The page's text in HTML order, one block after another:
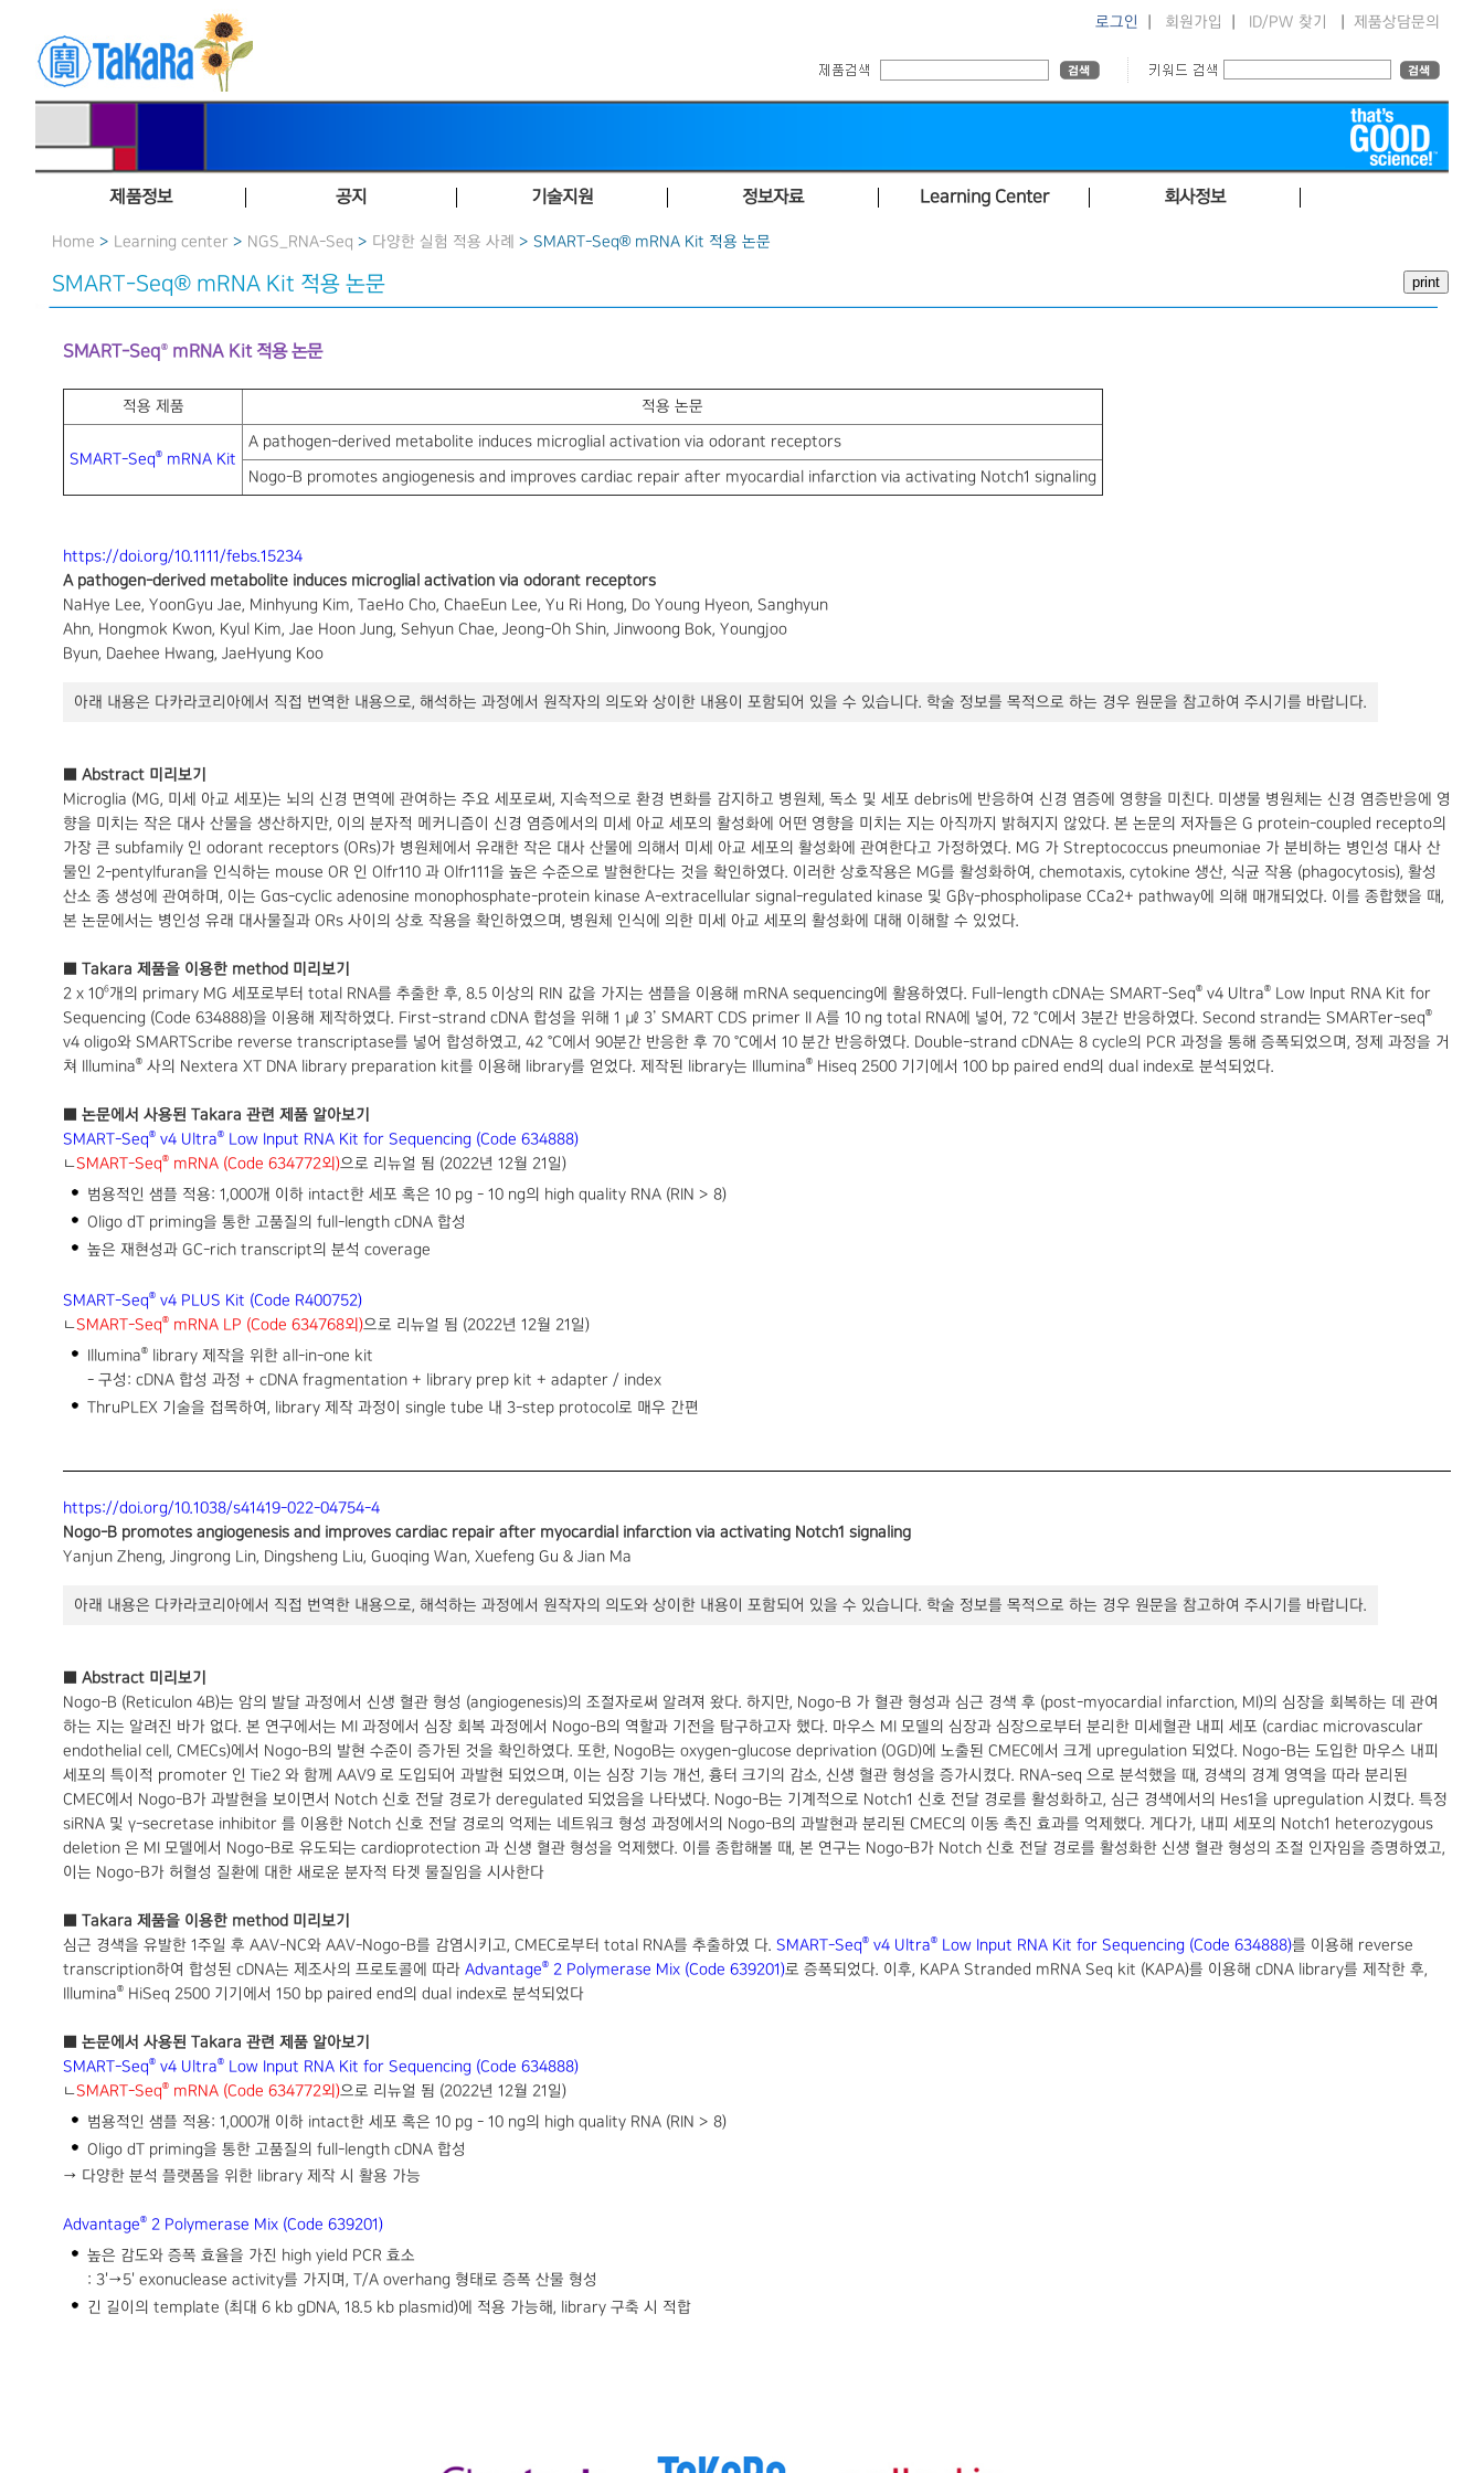
로그인 회원가입 ID/PW 찾기 제품상담문의
제품정보 공지 기술지원 정보자료 Learning Center 회사정보
Home > Learning center > NGS_RNA-Seq > 다양한 실험 적용 사례 > SMART-Seq® mRNA Kit 적용 논문
SMART-Seq® mRNA Kit 적용 논문
SMART-Seq® mRNA Kit 적용 논문
적용 제품 적용 논문
SMART-Seq® mRNA Kit
A pathogen-derived metabolite induces microglial activation via odorant receptors
Nogo-B promotes angiogenesis and improves cardiac repair after myocardial infarction via activating Notch1 signaling
https://doi.org/10.1111/febs.15234
A pathogen-derived metabolite induces microglial activation via odorant receptors
NaHye Lee, YoonGyu Jae, Minhyung Kim, TaeHo Cho, ChaeEun Lee, Yu Ri Hong, Do Young Hyeon, Sanghyun
Ahn, Hongmok Kwon, Kyul Kim, Jae Hoon Jung, Sehyun Chae, Jeong-Oh Shin, Jinwoong Bok, Youngjoo
Byun, Daehee Hwang, JaeHyung Koo
아래 내용은 다카라코리아에서 직접 번역한 내용으로, 해석하는 과정에서 원작자의 의도와 상이한 내용이 포함되어 있을 수 있습니다. 학술 정보를 목적으로 하는 경우 원문을 참고하여 주시기를 바랍니다.
■ Abstract 미리보기
Microglia (MG, 미세 아교 세포)는 뇌의 신경 면역에 관여하는 주요 세포로써, 지속적으로 환경 변화를 감지하고 병원체, 독소 및 세포 debris에 반응하여 신경 염증에 영향을 미친다. 미생물 병원체는 신경 염증반응에 영
향을 미치는 작은 대사 산물을 생산하지만, 이의 분자적 메커니즘이 신경 염증에서의 미세 아교 세포의 활성화에 어떤 영향을 미치는 지는 아직까지 밝혀지지 않았다. 본 논문의 저자들은 G protein-coupled recepto의
가장 큰 subfamily 인 odorant receptors (ORs)가 병원체에서 유래한 작은 대사 산물에 의해서 미세 아교 세포의 활성화에 관여한다고 가정하였다. MG 가 Streptococcus pneumoniae 가 분비하는 병인성 대사 산
물인 2-pentylfuran을 인식하는 mouse OR 인 Olfr110 과 Olfr111을 높은 수준으로 발현한다는 것을 확인하였다. 이러한 상호작용은 MG를 활성화하여, chemotaxis, cytokine 생산, 식균 작용 (phagocytosis), 활성
산소 종 생성에 관여하며, 이는 Gαs-cyclic adenosine monophosphate-protein kinase A-extracellular signal-regulated kinase 및 Gβγ-phospholipase CCa2+ pathway에 의해 매개되었다. 이를 종합했을 때,
본 논문에서는 병인성 유래 대사물질과 ORs 사이의 상호 작용을 확인하였으며, 병원체 인식에 의한 미세 아교 세포의 활성화에 대해 이해할 수 있었다.
■ Takara 제품을 이용한 method 미리보기
2 x 106개의 primary MG 세포로부터 total RNA를 추출한 후, 8.5 이상의 RIN 값을 가지는 샘플을 이용해 mRNA sequencing에 활용하였다. Full-length cDNA는 SMART-Seq® v4 Ultra® Low Input RNA Kit for
Sequencing (Code 634888)을 이용해 제작하였다. First-strand cDNA 합성을 위해 1 ㎕ 3’ SMART CDS primer II A를 10 ng total RNA에 넣어, 72 °C에서 3분간 반응하였다. Second strand는 SMARTer-seq®
v4 oligo와 SMARTScribe reverse transcriptase를 넣어 합성하였고, 42 °C에서 90분간 반응한 후 70 °C에서 10 분간 반응하였다. Double-strand cDNA는 8 cycle의 PCR 과정을 통해 증폭되었으며, 정제 과정을 거
쳐 Illumina® 사의 Nextera XT DNA library preparation kit를 이용해 library를 얻었다. 제작된 library는 Illumina® Hiseq 2500 기기에서 100 bp paired end의 dual index로 분석되었다.
■ 논문에서 사용된 Takara 관련 제품 알아보기
SMART-Seq® v4 Ultra® Low Input RNA Kit for Sequencing (Code 634888)
ㄴSMART-Seq® mRNA (Code 634772외)으로 리뉴얼 됨 (2022년 12월 21일)
범용적인 샘플 적용: 1,000개 이하 intact한 세포 혹은 10 pg - 10 ng의 high quality RNA (RIN > 8)
Oligo dT priming을 통한 고품질의 full-length cDNA 합성
높은 재현성과 GC-rich transcript의 분석 coverage
SMART-Seq® v4 PLUS Kit (Code R400752)
ㄴSMART-Seq® mRNA LP (Code 634768외)으로 리뉴얼 됨 (2022년 12월 21일)
Illumina®
library 제작을 위한 all-in-one kit
- 구성: cDNA 합성 과정 + cDNA fragmentation + library prep kit + adapter / index
ThruPLEX 기술을 접목하여, library 제작 과정이 single tube 내 3-step protocol로 매우 간편
https://doi.org/10.1038/s41419-022-04754-4
Nogo-B promotes angiogenesis and improves cardiac repair after myocardial infarction via activating Notch1 signaling
Yanjun Zheng, Jingrong Lin, Dingsheng Liu, Guoqing Wan, Xuefeng Gu & Jian Ma
아래 내용은 다카라코리아에서 직접 번역한 내용으로, 해석하는 과정에서 원작자의 의도와 상이한 내용이 포함되어 있을 수 있습니다. 학술 정보를 목적으로 하는 경우 원문을 참고하여 주시기를 바랍니다.
■ Abstract 미리보기
Nogo-B (Reticulon 4B)는 암의 발달 과정에서 신생 혈관 형성 (angiogenesis)의 조절자로써 알려져 왔다. 하지만, Nogo-B 가 혈관 형성과 심근 경색 후 (post-myocardial infarction, MI)의 심장을 회복하는 데 관여
하는 지는 알려진 바가 없다. 본 연구에서는 MI 과정에서 심장 회복 과정에서 Nogo-B의 역할과 기전을 탐구하고자 했다. 마우스 MI 모델의 심장과 심장으로부터 분리한 미세혈관 내피 세포 (cardiac microvascular
endothelial cell, CMECs)에서 Nogo-B의 발현 수준이 증가된 것을 확인하였다. 또한, NogoB는 oxygen-glucose deprivation (OGD)에 노출된 CMEC에서 크게 upregulation 되었다. Nogo-B는 도입한 마우스 내피
세포의 특이적 promoter 인 Tie2 와 함께 AAV9 로 도입되어 과발현 되었으며, 이는 심장 기능 개선, 흉터 크기의 감소, 신생 혈관 형성을 증가시켰다. RNA-seq 으로 분석했을 때, 경색의 경계 영역을 따라 분리된
CMEC에서 Nogo-B가 과발현을 보이면서 Notch 신호 전달 경로가 deregulated 되었음을 나타냈다. Nogo-B는 기계적으로 Notch1 신호 전달 경로를 활성화하고, 심근 경색에서의 Hes1을 upregulation 시켰다. 특정
siRNA 및 γ-secretase inhibitor 를 이용한 Notch 신호 전달 경로의 억제는 네트워크 형성 과정에서의 Nogo-B의 과발현과 분리된 CMEC의 이동 촉진 효과를 억제했다. 게다가, 내피 세포의 Notch1 heterozygous
deletion 은 MI 모델에서 Nogo-B로 유도되는 cardioprotection 과 신생 혈관 형성을 억제했다. 이를 종합해볼 때, 본 연구는 Nogo-B가 Notch 신호 전달 경로를 활성화한 신생 혈관 형성의 조절 인자임을 증명하였고,
이는 Nogo-B가 허혈성 질환에 대한 새로운 분자적 타겟 물질임을 시사한다
■ Takara 제품을 이용한 method 미리보기
심근 경색을 유발한 1주일 후 AAV-NC와 AAV-Nogo-B를 감염시키고, CMEC로부터 total RNA를 추출하였 다. SMART-Seq® v4 Ultra® Low Input RNA Kit for Sequencing (Code 634888)를 이용해 reverse
transcription하여 합성된 cDNA는 제조사의 프로토콜에 따라 Advantage® 2 Polymerase Mix (Code 639201)로 증폭되었다. 이후, KAPA Stranded mRNA Seq kit (KAPA)를 이용해 cDNA library를 제작한 후,
Illumina® HiSeq 2500 기기에서 150 bp paired end의 dual index로 분석되었다
■ 논문에서 사용된 Takara 관련 제품 알아보기
SMART-Seq® v4 Ultra® Low Input RNA Kit for Sequencing (Code 634888)
ㄴSMART-Seq® mRNA (Code 634772외)으로 리뉴얼 됨 (2022년 12월 21일)
범용적인 샘플 적용: 1,000개 이하 intact한 세포 혹은 10 pg - 10 ng의 high quality RNA (RIN > 8)
Oligo dT priming을 통한 고품질의 full-length cDNA 합성
→ 다양한 분석 플랫폼을 위한 library 제작 시 활용 가능
Advantage® 2 Polymerase Mix (Code 639201)
높은 감도와 증폭 효율을 가진 high yield PCR 효소
: 3'→5' exonuclease activity를 가지며, T/A overhang 형태로 증폭 산물 형성
긴 길이의 template (최대 6 kb gDNA, 18.5 kb plasmid)에 적용 가능해, library 구축 시 적합